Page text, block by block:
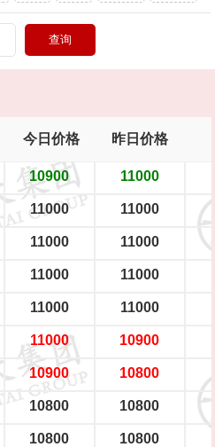
男士摩托车
今日价格 昨日价格
10900 11000
11000 11000
11000 11000
11000 11000
11000 11000
11000 10900
10900 10800
10800 10800
10800 10800